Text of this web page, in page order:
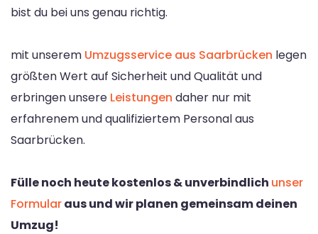
bist du bei uns genau richtig.
mit unserem Umzugsservice aus Saarbrücken legen
größten Wert auf Sicherheit und Qualität und
erbringen unsere Leistungen daher nur mit
erfahrenem und qualifiziertem Personal aus
Saarbrücken.
Fülle noch heute kostenlos & unverbindlich unser
Formularaus und wir planen gemeinsam deinen
Umzug!